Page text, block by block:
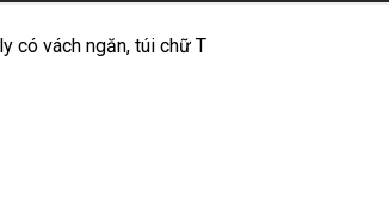
có vách ngăn, túi chữ T